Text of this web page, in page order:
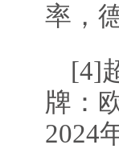
率，
[4]
牌：
2024